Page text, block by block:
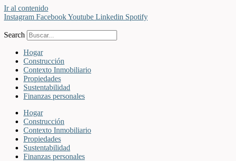
Ir al contenido
Instagram FacebookYoutube Linkedin Spotify
Search
Hogar
Construcción
Contexto Inmobiliario
Propiedades
Sustentabilidad
Finanzas personales
Hogar
Construcción
Contexto Inmobiliario
Propiedades
Sustentabilidad
Finanzas personales